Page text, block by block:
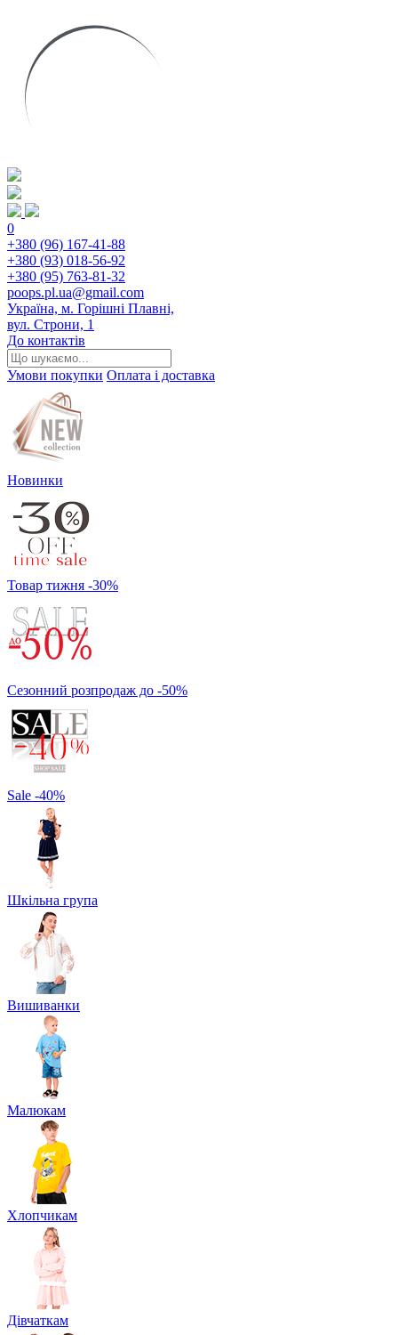
0
+380 (96) 167-41-88
+380 (93) 018-56-92
+380 (95) 763-81-32
poops.pl.ua@gmail.com
Україна, м. Горішні Плавні,
вул. Строни, 1
До контактів
Умови покупки Оплата і доставка
Новинки
Товар тижня -30%
Сезонний розпродаж до -50%
Sale -40%
Шкільна група
Вишиванки
Малюкам
Хлопчикам
Дівчаткам